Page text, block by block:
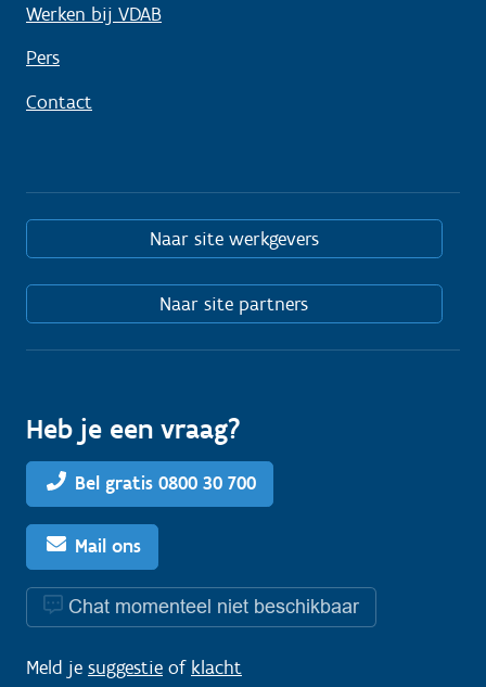
Werken bij VDAB
Pers
Contact
Naar site werkgevers
Naar site partners
Heb je een vraag?
Bel gratis 0800 30 700
Mail ons
Chat momenteel niet beschikbaar
Meld je suggestie of klacht